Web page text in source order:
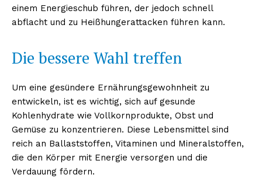
einem Energieschub führen, der jedoch schnell
abflacht und zu Heißhungerattacken führen kann.
Die bessere Wahl treffen
Um eine gesündere Ernährungsgewohnheit zu
entwickeln, ist es wichtig, sich auf gesunde
Kohlenhydrate wie Vollkornprodukte, Obst und
Gemüse zu konzentrieren. Diese Lebensmittel sind
reich an Ballaststoffen, Vitaminen und Mineralstoffen,
die den Körper mit Energie versorgen und die
Verdauung fördern.